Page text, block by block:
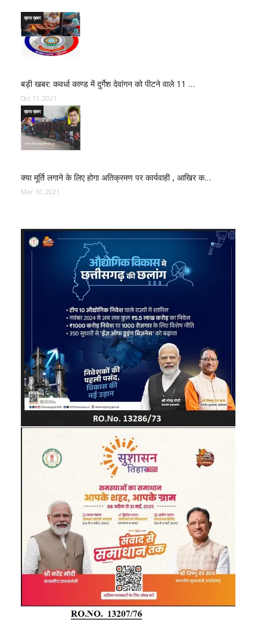
बड़ी खबर: कवर्धा काण्ड में दुर्गेश देवांगन को पीटने वाले 11 …
ख़ास ख़बर
Oct 11, 2021
क्या मूर्ति लगाने के लिए होगा अतिक्रमण पर कार्यवाही , आखिर क…
ख़ास ख़बर
Mar 10, 2021